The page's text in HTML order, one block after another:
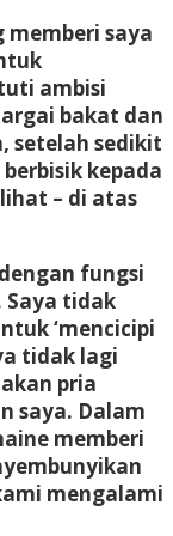
memberi saya
ambisi
bakat dan
setelah sedikit
kepada
– di atas
fungsi
Saya tidak
‘mencicipi
tidak lagi
pria
saya. Dalam
memberi
mengalami